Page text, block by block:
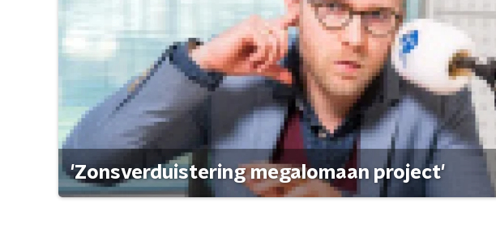
'Zonsverduistering megalomaan project'